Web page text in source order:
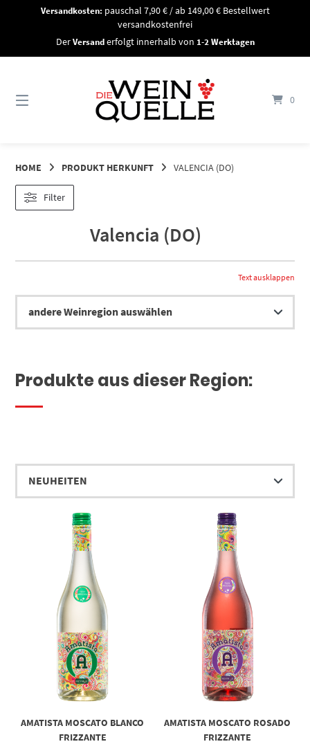
Versandkosten: pauschal 7,90 € / ab 149,00 € Bestellwert
versandkostenfrei
DerVersanderfolgt innerhalb von 1-2 Werktagen
0
HOME PRODUKT HERKUNFT VALENCIA (DO)
Valencia (DO)
Text ausklappen
Produkte aus dieser Region:
Filter
AMATISTA MOSCATO BLANCO
FRIZZANTE
AMATISTA MOSCATO ROSADO
FRIZZANTE